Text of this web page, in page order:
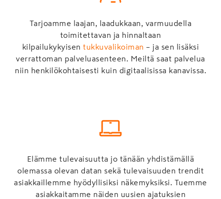
Tarjoamme laajan, laadukkaan, varmuudella
toimitettavan ja hinnaltaan
kilpailukykyisentukkuvalikoiman – ja sen lisäksi
verrattoman palveluasenteen. Meiltä saat palvelua
niin henkilökohtaisesti kuin digitaalisissa kanavissa.
Elämme tulevaisuutta jo tänään yhdistämällä
olemassa olevan datan sekä tulevaisuuden trendit
asiakkaillemme hyödyllisiksi näkemyksiksi. Tuemme
asiakkaitamme näiden uusien ajatuksien